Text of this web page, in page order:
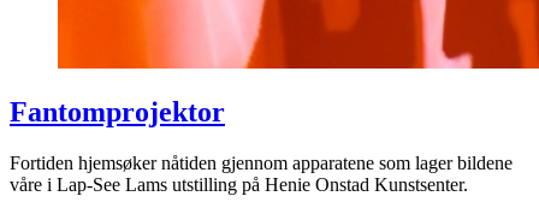
Fantomprojektor
Fortiden hjemsøker nåtiden gjennom apparatene som lager bildene
våre i Lap-See Lams utstilling på Henie Onstad Kunstsenter.